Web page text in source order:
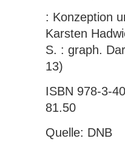
: Konzeption
Karsten
S. : graph.
13)
ISBN 978-3-
81.50
Quelle: DNB